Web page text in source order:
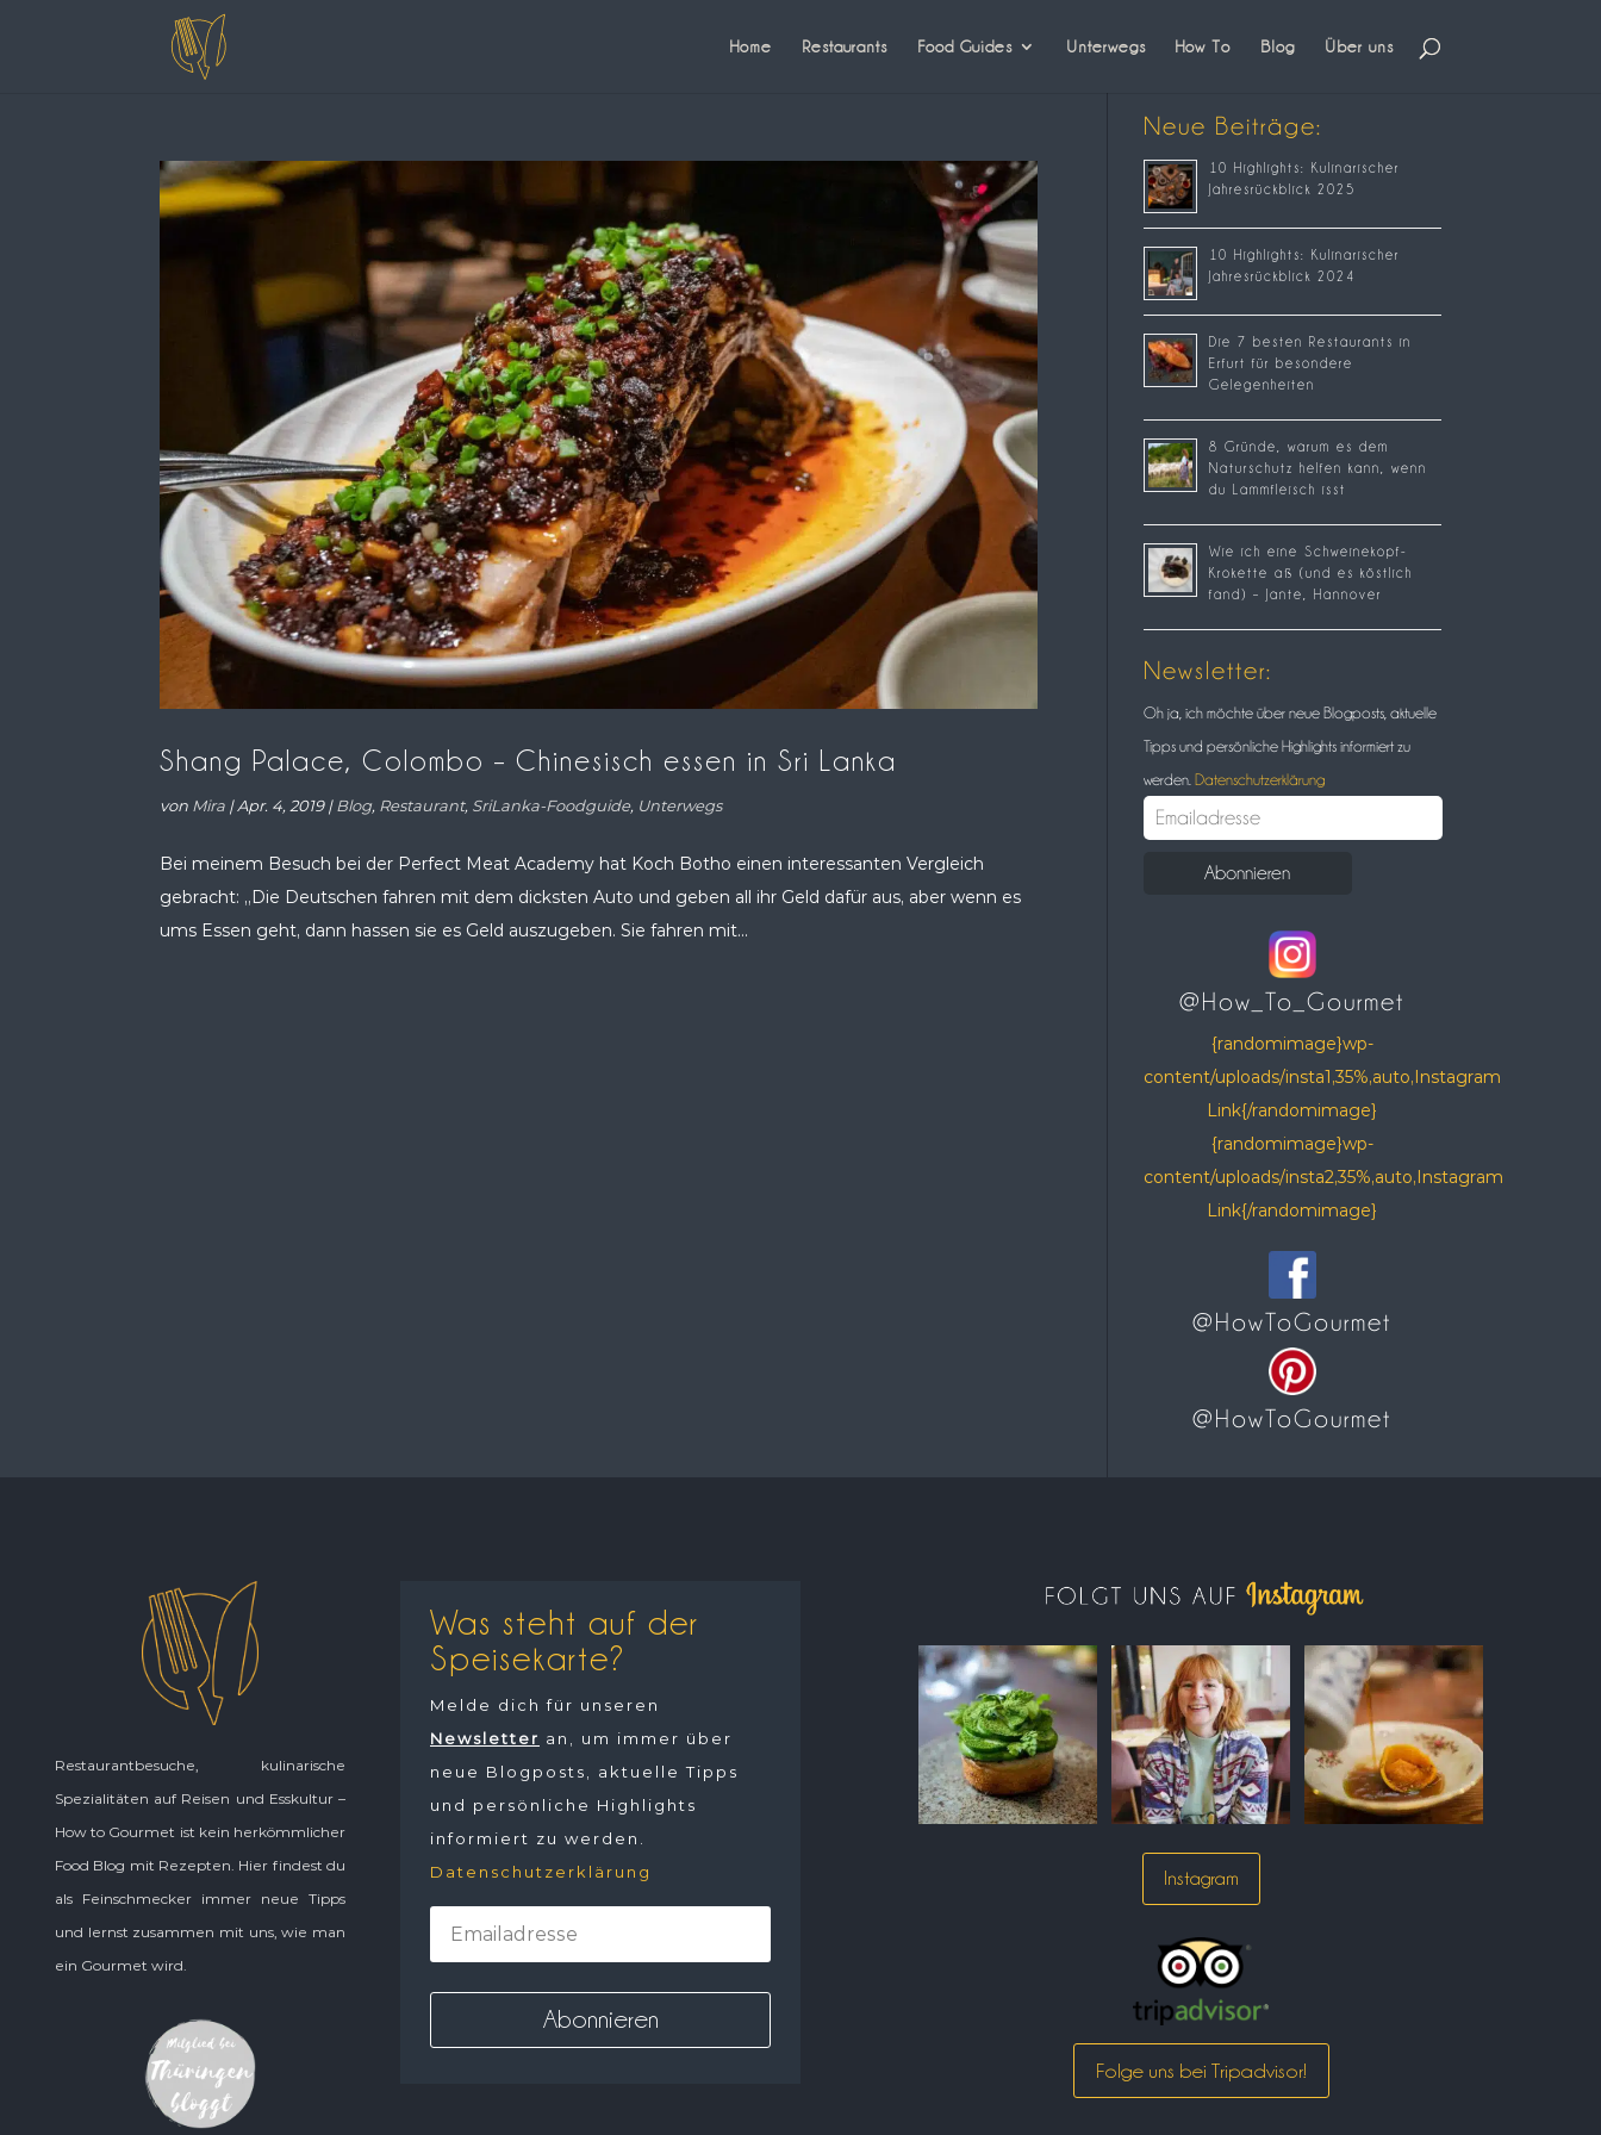
Home Restaurants Food Guides Unterwegs How To Blog Über uns
Shang Palace, Colombo – Chinesisch essen in Sri Lanka
von Mira |Apr. 4, 2019|Blog, Restaurant, SriLanka-Foodguide, Unterwegs
Bei meinem Besuch bei der Perfect Meat Academy hat Koch Botho einen interessanten Vergleich
gebracht: „Die Deutschen fahren mit dem dicksten Auto und geben all ihr Geld dafür aus, aber wenn es
ums Essen geht, dann hassen sie es Geld auszugeben. Sie fahren mit...
Neue Beiträge:
10 Highlights: Kulinarischer
Jahresrückblick 2025
10 Highlights: Kulinarischer
Jahresrückblick 2024
Die 7 besten Restaurants in
Erfurt für besondere
Gelegenheiten
8 Gründe, warum es dem
Naturschutz helfen kann, wenn
du Lammfleisch isst
Wie ich eine Schweinekopf-
Krokette aß (und es köstlich
fand) – Jante, Hannover
Newsletter:
Oh ja, ich möchte über neue Blogposts, aktuelle
Tipps und persönliche Highlights informiert zu
werden. Datenschutzerklärung
@How_To_Gourmet
{randomimage}wp-
content/uploads/insta1,35%,auto,Instagram
Link{/randomimage}
{randomimage}wp-
content/uploads/insta2,35%,auto,Instagram
Link{/randomimage}
@HowToGourmet
@HowToGourmet
Restaurantbesuche, kulinarische
Spezialitäten auf Reisen und Esskultur –
How to Gourmet ist kein herkömmlicher
Food Blog mit Rezepten. Hier findest du
als Feinschmecker immer neue Tipps
und lernst zusammen mit uns, wie man
ein Gourmet wird.
Was steht auf der
Speisekarte?
Melde dich für unseren
Newsletter an, um immer über
neue Blogposts, aktuelle Tipps
und persönliche Highlights
informiert zu werden.
Datenschutzerklärung
Instagram
Folge uns bei Tripadvisor!